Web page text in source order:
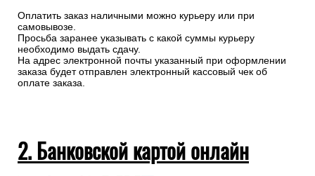
Оплатить заказ наличными можно курьеру или при
самовывозе.
Просьба заранее указывать с какой суммы курьеру
необходимо выдать сдачу.
На адрес электронной почты указанный при оформлении
заказа будет отправлен электронный кассовый чек об
оплате заказа.
2. Банковской картой онлайн